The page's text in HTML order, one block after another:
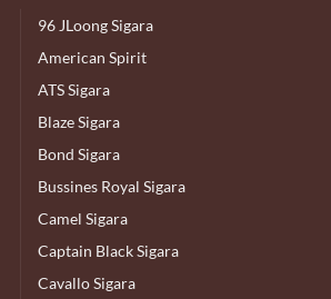
96 JLoong Sigara
American Spirit
ATS Sigara
Blaze Sigara
Bond Sigara
Bussines Royal Sigara
Camel Sigara
Captain Black Sigara
Cavallo Sigara